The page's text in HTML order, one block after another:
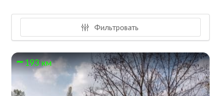
Фильтровать
193 км